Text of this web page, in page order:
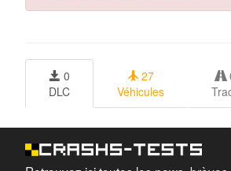
0
DLC
27
Véhicules